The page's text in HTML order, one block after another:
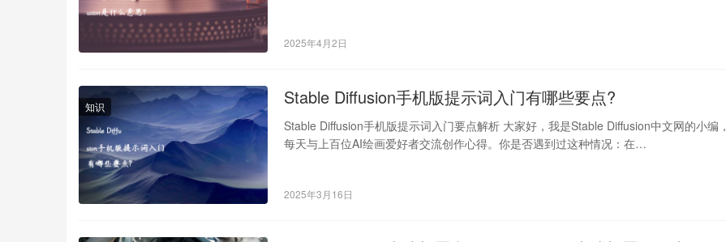
2025年4月2日
知识 Stable Diffusion手机版提示词入门有哪些要点?
Stable Diffusion手机版提示词入门要点解析 大家好，我是Stable Diffusion中文网的小编，
每天与上百位AI绘画爱好者交流创作心得。你是否遇到过这种情况：在…
2025年3月16日